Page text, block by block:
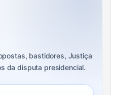
bastidores, Justiça
da disputa presidencial.